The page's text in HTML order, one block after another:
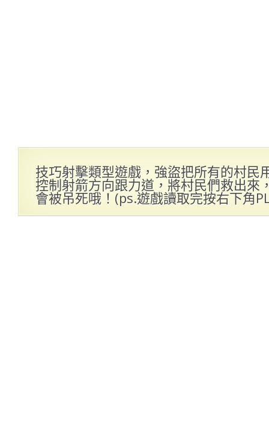
技巧射擊類型遊戲，強盜把所有的村民
控制射箭方向跟力道，將村民們救出來
會被吊死哦！(ps.遊戲讀取完按右下角